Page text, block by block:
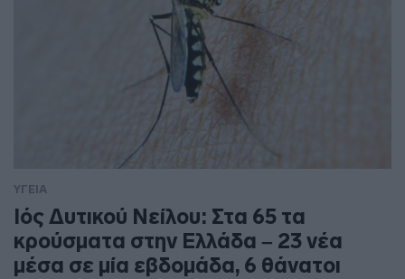
ΥΓΕΙΑ
Ιός Δυτικού Νείλου: Στα 65 τα
κρούσματα στην Ελλάδα – 23 νέα
μέσα σε μία εβδομάδα, 6 θάνατοι